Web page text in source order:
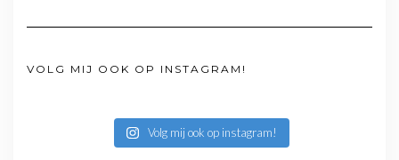
VOLG MIJ OOK OP INSTAGRAM!
Volg mij ook op instagram!